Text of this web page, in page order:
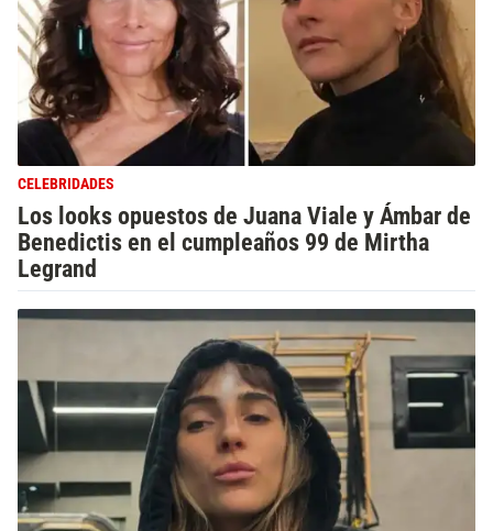
CELEBRIDADES
Los looks opuestos de Juana Viale y Ámbar de
Benedictis en el cumpleaños 99 de Mirtha
Legrand